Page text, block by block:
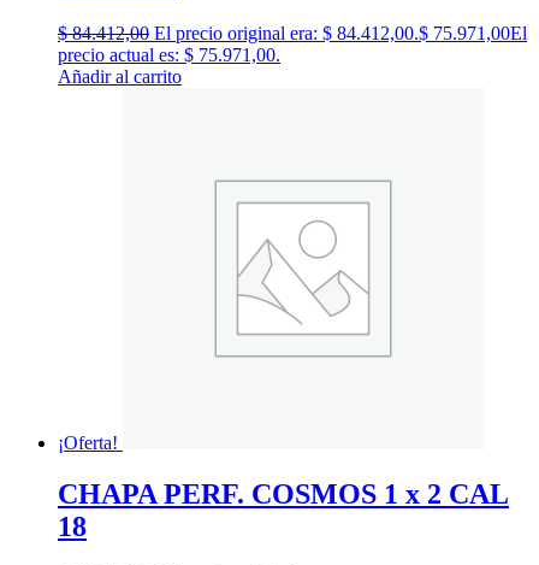
$84.412,00 El precio original era: $ 84.412,00.$ 75.971,00El
precio actual es: $ 75.971,00.
Añadir al carrito
¡Oferta!
CHAPA PERF. COSMOS 1 x 2 CAL
18